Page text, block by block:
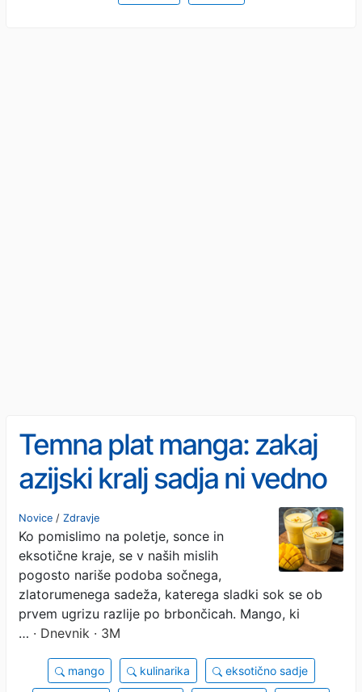
Temna plat manga: zakaj
azijski kralj sadja ni vedno
zdrava izbira
Novice / Zdravje
Ko pomislimo na poletje, sonce in
eksotične kraje, se v naših mislih
pogosto nariše podoba sočnega,
zlatorumenega sadeža, katerega sladki sok se ob
prvem ugrizu razlije po brbončicah. Mango, ki
… · Dnevnik · 3M
mango kulinarika eksotično sadje